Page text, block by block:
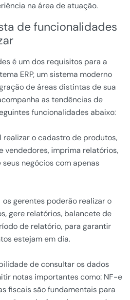
na área de atuação.
de funcionalidades
é um dos requisitos para a
ERP, um sistema moderno
de áreas distintas de sua
as tendências de
funcionalidades abaixo:
realizar o cadastro de produtos,
vendedores, imprima relatórios,
negócios com apenas
os gerentes poderão realizar o
gere relatórios, balancete de
de relatório, para garantir
estejam em dia.
de consultar os dados
notas importantes como: NF-e
fiscais são fundamentais para